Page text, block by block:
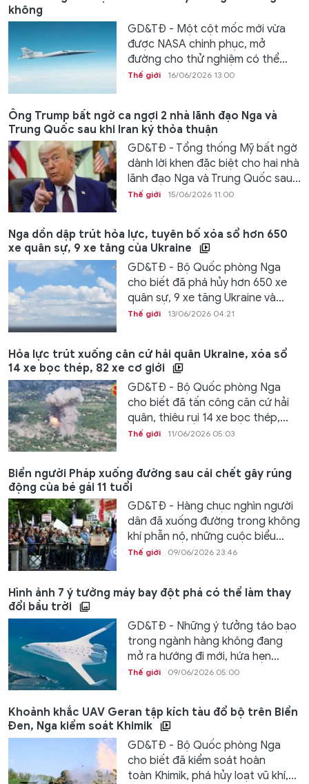
không
GD&TĐ - Một cột mốc mới vừa
được NASA chinh phục, mở
đường cho thử nghiệm có thể...
Thế giới 16/06/2026 13:00
Ông Trump bất ngờ ca ngợi 2 nhà lãnh đạo Nga và
Trung Quốc sau khi Iran ký thỏa thuận
GD&TĐ - Tổng thống Mỹ bất ngờ
dành lời khen đặc biệt cho hai nhà
lãnh đạo Nga và Trung Quốc sau...
Thế giới 15/06/2026 11:00
Nga dồn dập trút hỏa lực, tuyên bố xóa sổ hơn 650
xe quân sự, 9 xe tăng của Ukraine
GD&TĐ - Bộ Quốc phòng Nga
cho biết đã phá hủy hơn 650 xe
quân sự, 9 xe tăng Ukraine và...
Thế giới 13/06/2026 04:21
Hỏa lực trút xuống căn cứ hải quân Ukraine, xóa sổ
14 xe bọc thép, 82 xe cơ giới
GD&TĐ - Bộ Quốc phòng Nga
cho biết đã tấn công căn cứ hải
quân, thiêu rụi 14 xe bọc thép,...
Thế giới 11/06/2026 05:03
Biển người Pháp xuống đường sau cái chết gây rúng
động của bé gái 11 tuổi
GD&TĐ - Hàng chục nghìn người
dân đã xuống đường trong không
khí phẫn nộ, những cuộc biểu...
Thế giới 09/06/2026 23:46
Hình ảnh 7 ý tưởng máy bay đột phá có thể làm thay
đổi bầu trời
GD&TĐ - Những ý tưởng táo bạo
trong ngành hàng không đang
mở ra hướng đi mới, hứa hẹn...
Thế giới 09/06/2026 05:00
Khoảnh khắc UAV Geran tập kích tàu đổ bộ trên Biển
Đen, Nga kiểm soát Khimik
GD&TĐ - Bộ Quốc phòng Nga
cho biết đã kiểm soát hoàn
toàn Khimik, phá hủy loạt vũ khí,...